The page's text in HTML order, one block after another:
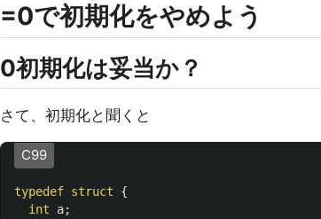
=0で初期化をやめよう
0初期化は妥当か？
さて、初期化と聞くと
C99
typedef struct
{
int
a;